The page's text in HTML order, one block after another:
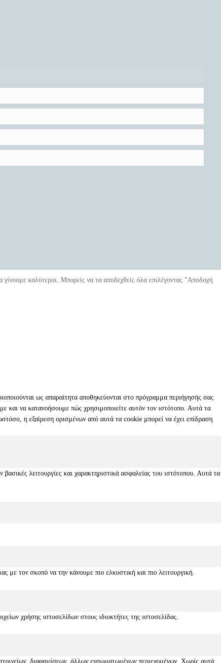
καλύτεροι. Μπορείς να τα αποδεχθείς όλα επιλέγοντας "Αποδοχή
ως απαραίτητα αποθηκεύονται στο πρόγραμμα περιήγησής σας
και να κατανοήσουμε πώς χρησιμοποιείτε αυτόν τον ιστότοπο. Αυτά τα
η εξαίρεση ορισμένων από αυτά τα cookie μπορεί να έχει επίδραση
λειτουργίες και χαρακτηριστικά ασφαλείας του ιστότοπου. Αυτά τα
με τον σκοπό να την κάνουμε πιο ελκυστική και πιο λειτουργική.
χρήσης ιστοσελίδων στους ιδιοκτήτες της ιστοσελίδας.
διαφημίσεων, άλλων ενσωματωμένων περιεχομένων. Χωρίς αυτά